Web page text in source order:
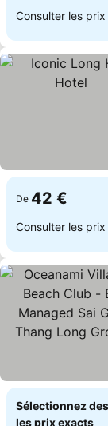
Consulter les
De 42 €
Consulter les
Sélectionnez
les prix exacts